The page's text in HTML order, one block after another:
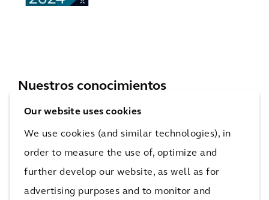
Our website uses cookies
We use cookies (and similar technologies), in
order to measure the use of, optimize and
further develop our website, as well as for
advertising purposes and to monitor and
Nuestros conocimientos
Descubre nuestro último estudio y lee las
noticias y opiniones de nuestros expertos.